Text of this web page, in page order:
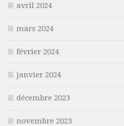
avril 2024
mars 2024
février 2024
janvier 2024
décembre 2023
novembre 2023